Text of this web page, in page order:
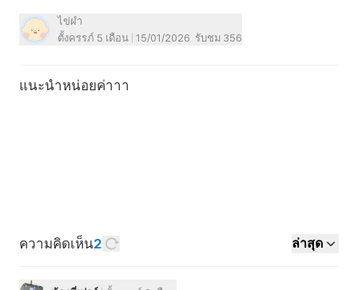
ไข่ผำ
ตั้งครรภ์ 5 เดือน 15/01/2026 รับชม 356
แนะนำหน่อยค่าาา
ความคิดเห็น2 ล่าสุด